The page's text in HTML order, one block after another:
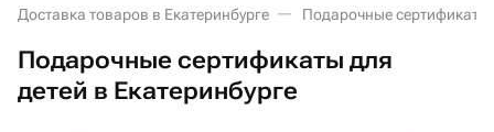
Доставка товаров в Екатеринбурге Подарочные сертификаты
Подарочные сертификаты для
детей в Екатеринбурге